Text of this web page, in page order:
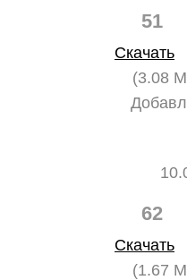
51
Скачать
(3.08
62
Скачать
(1.67